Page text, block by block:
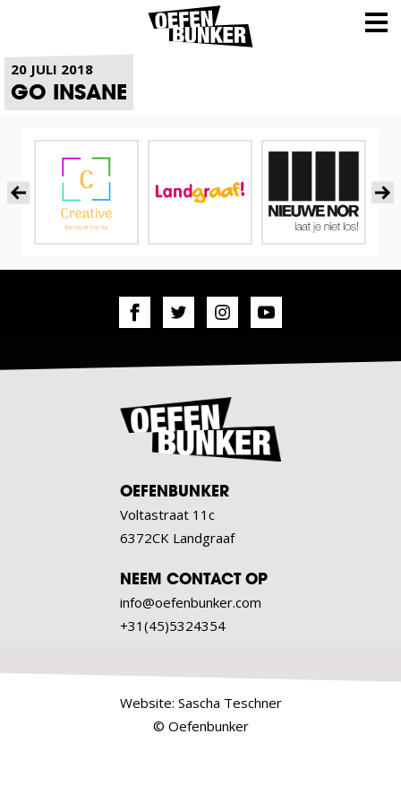
NIEUWS
20 JULI 2018
GO INSANE
OEFENBUNKER
Voltastraat 11c
6372CK Landgraaf
NEEM CONTACT OP
info@oefenbunker.com
+31(45)5324354
Website: Sascha Teschner
© Oefenbunker